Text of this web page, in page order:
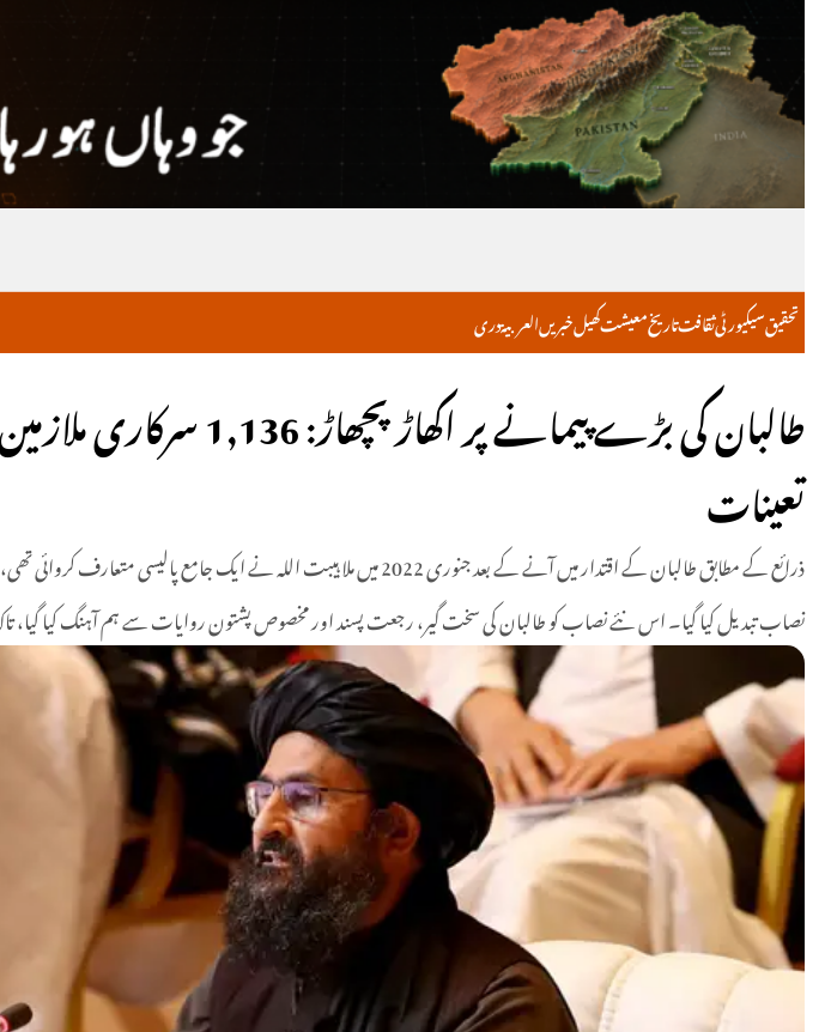
خبریںکھیلمعیشتتاریخثقافتسیکیورٹیتحقیق دریالعربية
تعینات
ذرائع کے مطابق طالبان کے اقتدار میں آنے کے بعد جنوری 2022 میں ملا ہیبت اللہ
نصاب تبدیل کیا گیا۔ اس نئے نصاب کو طالبان کی سخت گیر، رجعت پسند اور مخصوص پشتون روایات سے ہم آہنگ کیا گیا،